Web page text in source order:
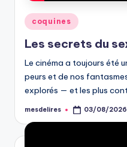
Posted
in
coquines
Les secrets du
Le cinéma a toujours été
peurs et de nos
explorés — et les plus
Posted
mesdelires 03/08/2026